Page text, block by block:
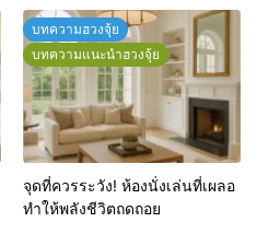
บทความฮวงจุ้ย
บทความแนะนำฮวงจุ้ย
จุดที่ควรระวัง! ห้องนั่งเล่นที่เผลอ
ทำให้พลังชีวิตถดถอย